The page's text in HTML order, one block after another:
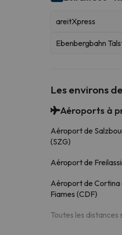
areitXpress
Ebenbergbahn
Les environs
Aéroports à
Aéroport de
(SZG)
Aéroport de
Aéroport de
Fiames (CDF)
Toutes les